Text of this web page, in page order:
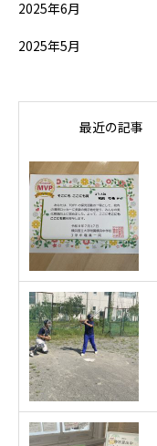
2025年6月
2025年5月
最近の記事